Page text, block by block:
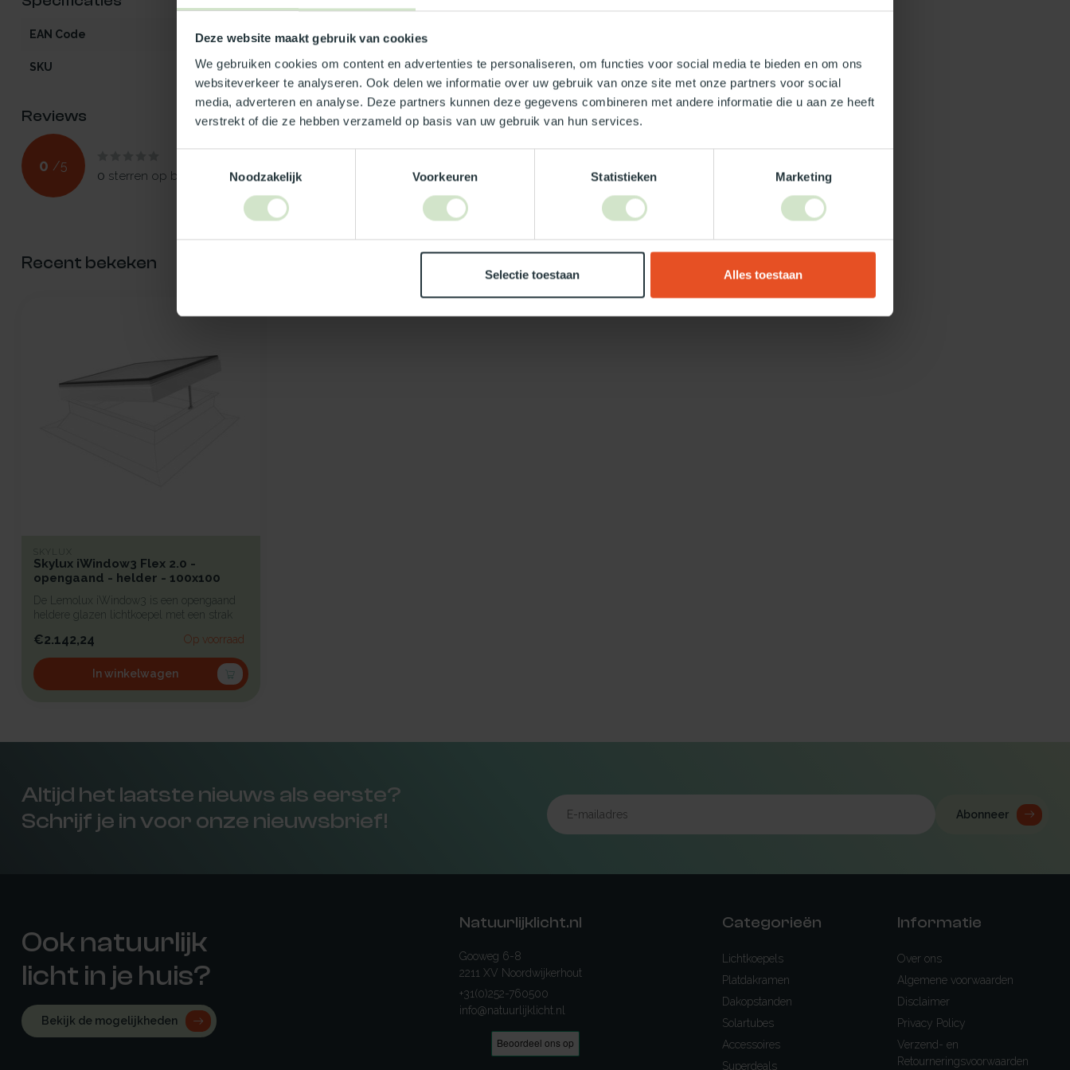
Deze website maakt gebruik van cookies
We gebruiken cookies om content en advertenties te personaliseren, om functies voor social media te bieden en om ons
websiteverkeer te analyseren. Ook delen we informatie over uw gebruik van onze site met onze partners voor social
media, adverteren en analyse. Deze partners kunnen deze gegevens combineren met andere informatie die u aan ze heeft
verstrekt of die ze hebben verzameld op basis van uw gebruik van hun services.
Noodzakelijk
Voorkeuren Statistieken Marketing
Selectie toestaan Alles toestaan
EAN Code 5401129032586
SKU 103258
Reviews
0 /5
0 sterren op basis van 0beoordelingen
Recent bekeken
SKYLUX
Skylux iWindow3 Flex 2.0 -
opengaand - helder - 100x100
De Lemolux iWindow3 is een opengaand
heldere glazen lichtkoepel met een strak
€2.142,24 Op voorraad
In winkelwagen
Altijd het laatste nieuws als eerste?
Schrijf je in voor onze nieuwsbrief!
Abonneer
Ook natuurlijk
licht in je huis?
Bekijk de mogelijkheden
Natuurlijklicht.nl
Gooweg 6-8
2211 XV Noordwijkerhout
+31(0)252-760500
info@natuurlijklicht.nl
Categorieën
Lichtkoepels
Platdakramen
Dakopstanden
Solartubes
Accessoires
Superdeals
Informatie
Over ons
Algemene voorwaarden
Disclaimer
Privacy Policy
Verzend- en
Retourneringsvoorwaarden